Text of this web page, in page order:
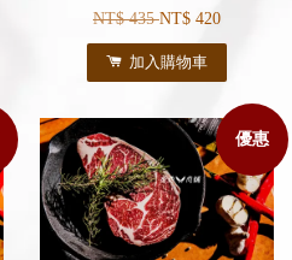
NT$ 435NT$ 420
加入購物車
優惠